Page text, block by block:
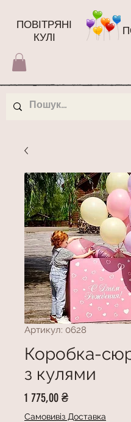
ПОВІТРЯНІ
КУЛІ
Артикул: 0628
Коробка-
з кулями
1 775,00 ₴Ціна
Самовивіз Доставка